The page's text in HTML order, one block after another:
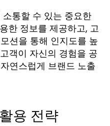
통할 수 있는 중요한
한 정보를 제공하고, 고
션을 통해 인지도를 높
객이 자신의 경험을 공
연스럽게 브랜드 노출
용 전략